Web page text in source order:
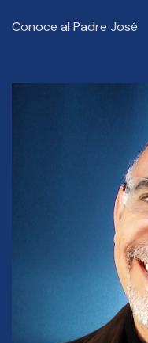
Conoce al Padre José